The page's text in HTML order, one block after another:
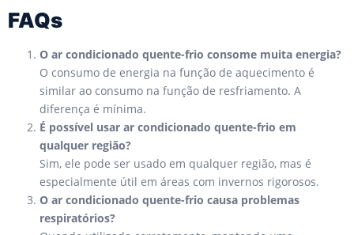
FAQs
O ar condicionado quente-frio consome muita energia?
O consumo de energia na função de aquecimento é
similar ao consumo na função de resfriamento. A
diferença é mínima.
É possível usar ar condicionado quente-frio em
qualquer região?
Sim, ele pode ser usado em qualquer região, mas é
especialmente útil em áreas com invernos rigorosos.
O ar condicionado quente-frio causa problemas
respiratórios?